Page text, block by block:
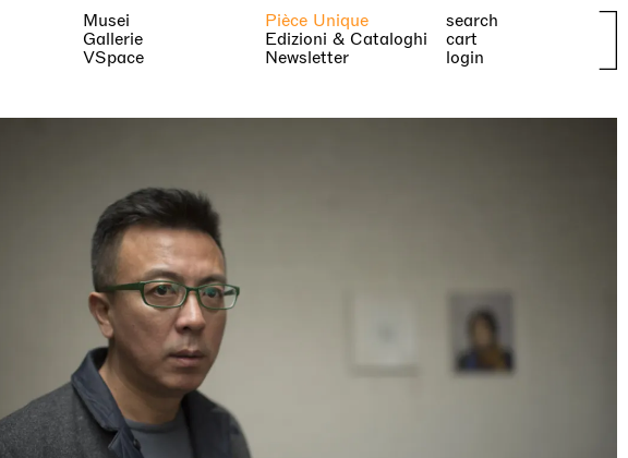
Musei
Gallerie
VSpace
Pièce Unique
Edizioni & Cataloghi
Newsletter
search
cart
login